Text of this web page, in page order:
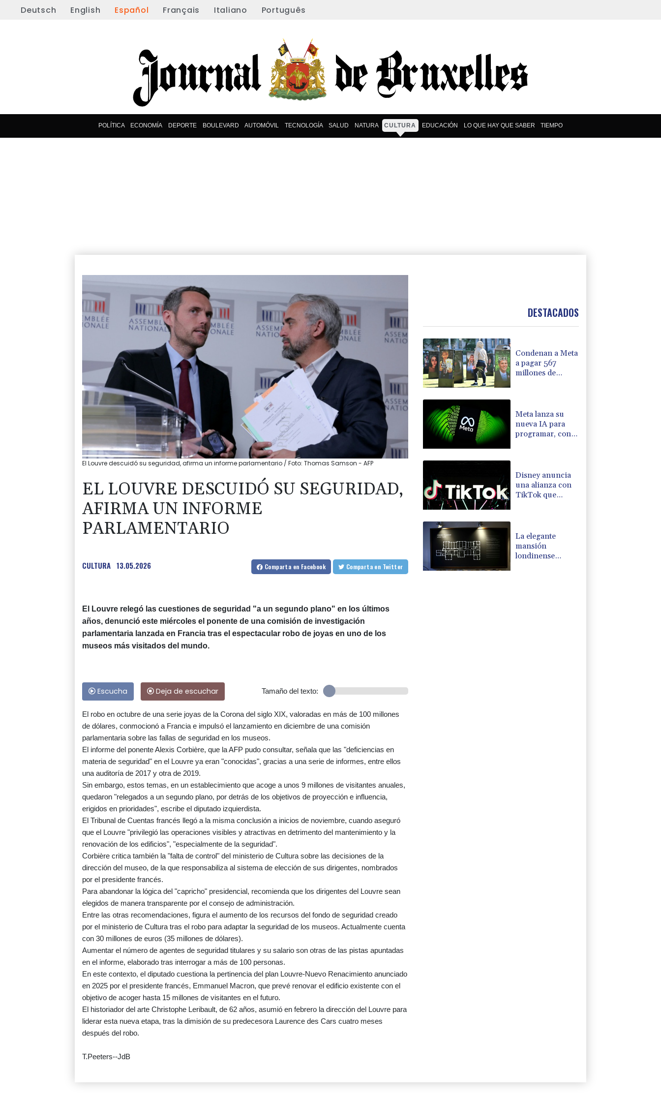
Deutsch English Español Français Italiano Português
POLÍTICA ECONOMÍA DEPORTE BOULEVARD AUTOMÓVIL TECNOLOGÍA SALUD NATURA CULTURA EDUCACIÓN LO QUE HAY QUE SABER TIEMPO
El Louvre descuidó su seguridad, afirma un informe parlamentario / Foto: Thomas Samson - AFP
EL LOUVRE DESCUIDÓ SU SEGURIDAD,
AFIRMA UN INFORME
PARLAMENTARIO
CULTURA 13.05.2026 Comparta en Facebook Comparta en Twitter
El Louvre relegó las cuestiones de seguridad "a un segundo plano" en los últimos
años, denunció este miércoles el ponente de una comisión de investigación
parlamentaria lanzada en Francia tras el espectacular robo de joyas en uno de los
museos más visitados del mundo.
Escucha Deja de escuchar Tamaño del texto:
El robo en octubre de una serie joyas de la Corona del siglo XIX, valoradas en más de 100 millones
de dólares, conmocionó a Francia e impulsó el lanzamiento en diciembre de una comisión
parlamentaria sobre las fallas de seguridad en los museos.
El informe del ponente Alexis Corbière, que la AFP pudo consultar, señala que las "deficiencias en
materia de seguridad" en el Louvre ya eran "conocidas", gracias a una serie de informes, entre ellos
una auditoría de 2017 y otra de 2019.
Sin embargo, estos temas, en un establecimiento que acoge a unos 9 millones de visitantes anuales,
quedaron "relegados a un segundo plano, por detrás de los objetivos de proyección e influencia,
erigidos en prioridades", escribe el diputado izquierdista.
El Tribunal de Cuentas francés llegó a la misma conclusión a inicios de noviembre, cuando aseguró
que el Louvre "privilegió las operaciones visibles y atractivas en detrimento del mantenimiento y la
renovación de los edificios", "especialmente de la seguridad".
Corbière critica también la "falta de control" del ministerio de Cultura sobre las decisiones de la
dirección del museo, de la que responsabiliza al sistema de elección de sus dirigentes, nombrados
por el presidente francés.
Para abandonar la lógica del "capricho" presidencial, recomienda que los dirigentes del Louvre sean
elegidos de manera transparente por el consejo de administración.
Entre las otras recomendaciones, figura el aumento de los recursos del fondo de seguridad creado
por el ministerio de Cultura tras el robo para adaptar la seguridad de los museos. Actualmente cuenta
con 30 millones de euros (35 millones de dólares).
Aumentar el número de agentes de seguridad titulares y su salario son otras de las pistas apuntadas
en el informe, elaborado tras interrogar a más de 100 personas.
En este contexto, el diputado cuestiona la pertinencia del plan Louvre-Nuevo Renacimiento anunciado
en 2025 por el presidente francés, Emmanuel Macron, que prevé renovar el edificio existente con el
objetivo de acoger hasta 15 millones de visitantes en el futuro.
El historiador del arte Christophe Leribault, de 62 años, asumió en febrero la dirección del Louvre para
liderar esta nueva etapa, tras la dimisión de su predecesora Laurence des Cars cuatro meses
después del robo.
T.Peeters--JdB
DESTACADOS
Condenan a Meta
a pagar 567
millones de
en las redes
sociales
Meta lanza su
nueva IA para
programar, con
Anthropic
Disney anuncia
una alianza con
TikTok que
La elegante
mansión
londinense